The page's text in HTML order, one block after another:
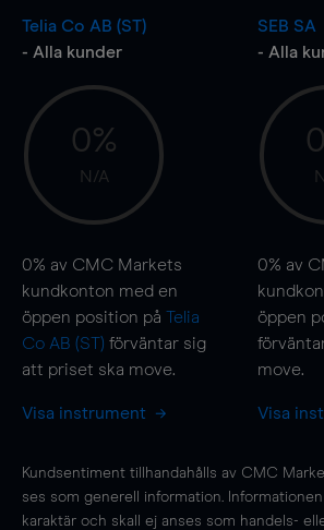
Telia Co AB (ST)
- Alla kunder
0%
N/A
0% av CMC Markets
kundkonton med en
öppen position på Telia
Co AB (ST) förväntar sig
att priset ska move.
Visa instrument
SEB SA
- Alla
0% av
öppen
move.
Visa
Kundsentiment tillhandahålls av CMC
ses som generell information.
karaktär och skall ej anses som handels-